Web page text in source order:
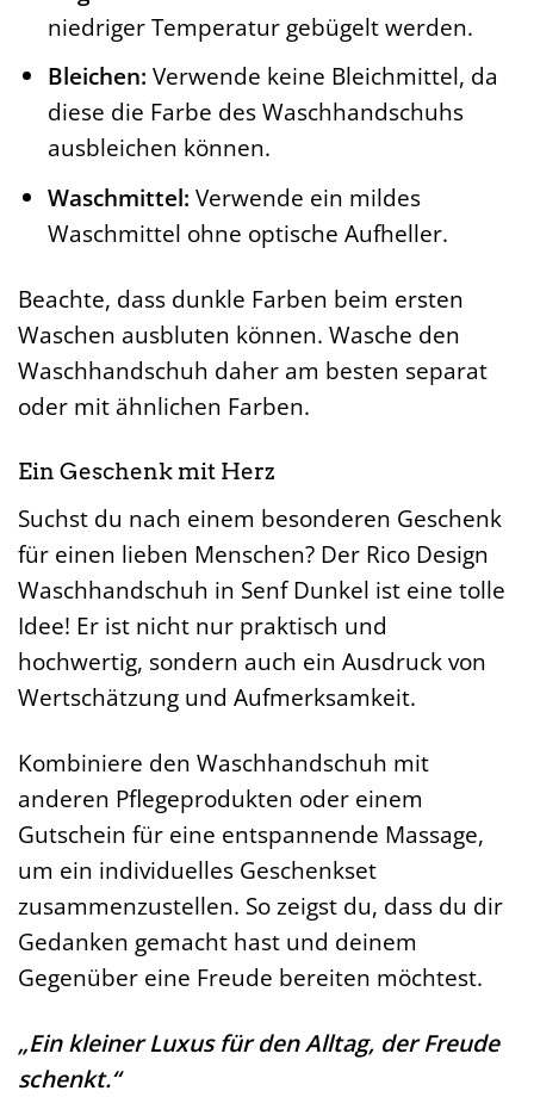
niedriger Temperatur gebügelt werden.
Bleichen: Verwende keine Bleichmittel, da
diese die Farbe des Waschhandschuhs
ausbleichen können.
Waschmittel: Verwende ein mildes
Waschmittel ohne optische Aufheller.
Beachte, dass dunkle Farben beim ersten
Waschen ausbluten können. Wasche den
Waschhandschuh daher am besten separat
oder mit ähnlichen Farben.
Ein Geschenk mit Herz
Suchst du nach einem besonderen Geschenk
für einen lieben Menschen? Der Rico Design
Waschhandschuh in Senf Dunkel ist eine tolle
Idee! Er ist nicht nur praktisch und
hochwertig, sondern auch ein Ausdruck von
Wertschätzung und Aufmerksamkeit.
Kombiniere den Waschhandschuh mit
anderen Pflegeprodukten oder einem
Gutschein für eine entspannende Massage,
um ein individuelles Geschenkset
zusammenzustellen. So zeigst du, dass du dir
Gedanken gemacht hast und deinem
Gegenüber eine Freude bereiten möchtest.
„Ein kleiner Luxus für den Alltag, der Freude
schenkt.“